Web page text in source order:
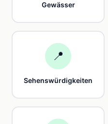
Gewässer
📍
Sehenswürdigkeiten